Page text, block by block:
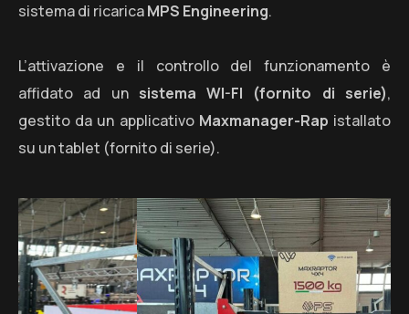
sistema di ricaricaMPS Engineering.
L’attivazione e il controllo del funzionamento è
affidato ad un sistema WI-FI (fornito di serie),
gestito da un applicativo Maxmanager-Rap istallato
su un tablet (fornito di serie).